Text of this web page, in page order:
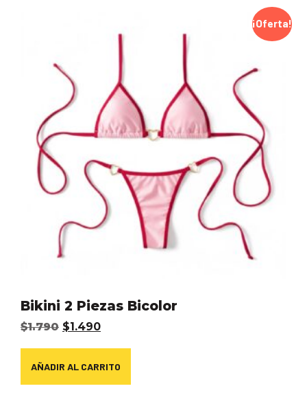
¡Oferta!
Bikini 2 Piezas Bicolor
$1.790 $1.490
AÑADIR AL CARRITO